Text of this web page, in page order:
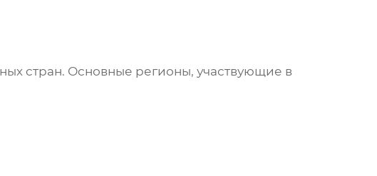
стран. Основные регионы, участвующие в